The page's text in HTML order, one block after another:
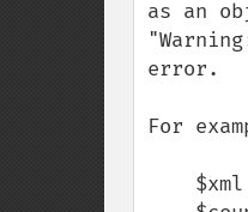
as an
error.
For